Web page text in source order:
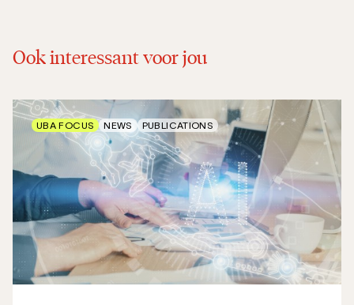
Ook interessant voor jou
UBA FOCUS NEWS PUBLICATIONS